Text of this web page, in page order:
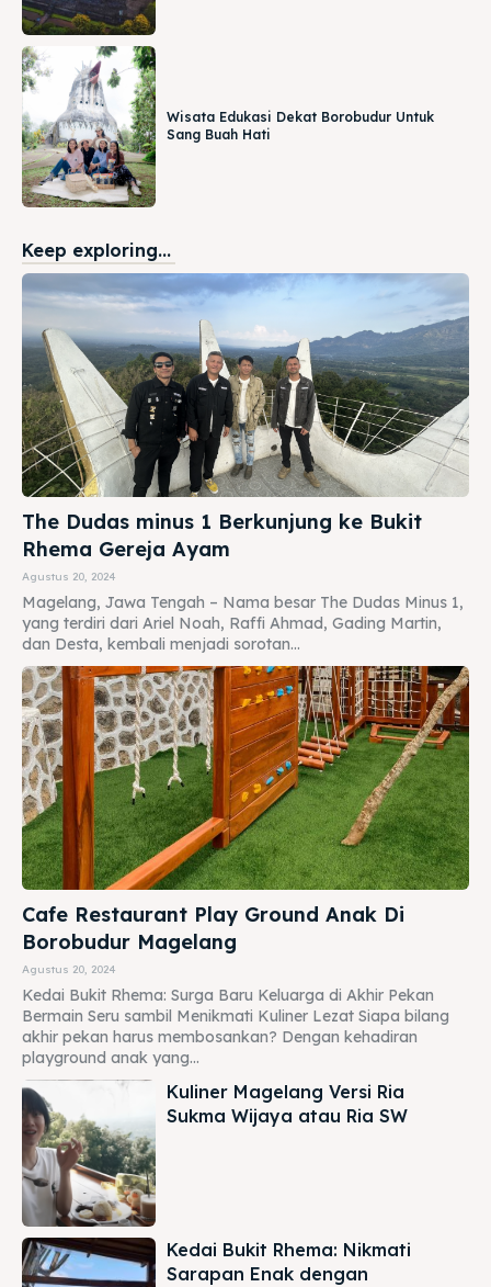
Wisata Edukasi Dekat Borobudur Untuk
Sang Buah Hati
Keep exploring...
The Dudas minus 1 Berkunjung ke Bukit
Rhema Gereja Ayam
Agustus 20, 2024
Magelang, Jawa Tengah – Nama besar The Dudas Minus 1,
yang terdiri dari Ariel Noah, Raffi Ahmad, Gading Martin,
dan Desta, kembali menjadi sorotan...
Cafe Restaurant Play Ground Anak Di
Borobudur Magelang
Agustus 20, 2024
Kedai Bukit Rhema: Surga Baru Keluarga di Akhir Pekan
Bermain Seru sambil Menikmati Kuliner Lezat Siapa bilang
akhir pekan harus membosankan? Dengan kehadiran
playground anak yang...
Kuliner Magelang Versi Ria
Sukma Wijaya atau Ria SW
Kedai Bukit Rhema: Nikmati
Sarapan Enak dengan